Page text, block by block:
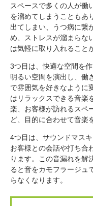
スペースで多くの人が働
を溜めてしまうこともあ
出てしまい、うつ病に繋
め、ストレスが溜まらな
は気軽に取り入れること
3つ目は、快適な空間を
明るい空間を演出し、働
で雰囲気を好きなように
はリラックスできる音楽
楽、お客様が訪れるスペ
ど、目的に合わせて音楽
4つ目は、サウンドマス
お客様との会話や打ち合
ります。この音漏れを解
ると音をカモフラージュ
らなくなります。